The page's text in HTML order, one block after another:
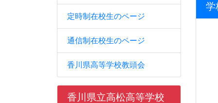
定時制在校生のページ
通信制在校生のページ
香川県高等学校教頭会
香川県立高松高等学校
学